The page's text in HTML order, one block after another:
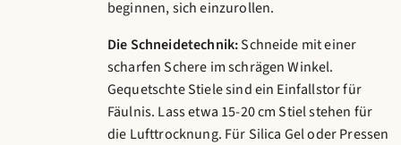
beginnen, sich einzurollen.
Die Schneidetechnik:Schneide mit einer
scharfen Schere im schrägen Winkel.
Gequetschte Stiele sind ein Einfallstor für
Fäulnis. Lass etwa 15-20 cm Stiel stehen für
die Lufttrocknung. Für Silica Gel oder Pressen